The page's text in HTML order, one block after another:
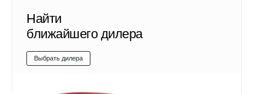
Найти
ближайшего дилера
Выбрать дилера